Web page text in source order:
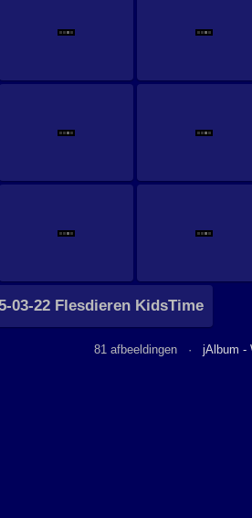
03-22 Flesdieren KidsTime
81 afbeeldingen ·jAlbum -